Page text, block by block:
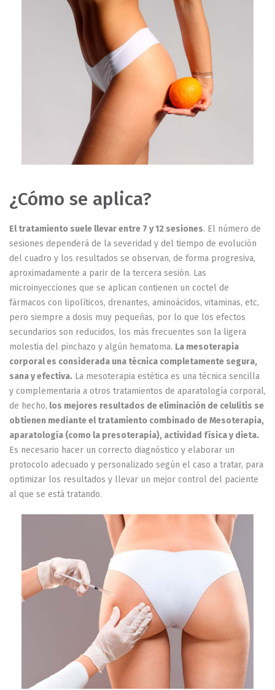
¿Cómo se aplica?
El tratamiento suele llevar entre 7 y 12 sesiones. El número de
sesiones dependerá de la severidad y del tiempo de evolución
del cuadro y los resultados se observan, de forma progresiva,
aproximadamente a parir de la tercera sesión. Las
microinyecciones que se aplican contienen un coctel de
fármacos con lipolíticos, drenantes, aminoácidos, vitaminas, etc,
pero siempre a dosis muy pequeñas, por lo que los efectos
secundarios son reducidos, los más frecuentes son la ligera
molestia del pinchazo y algún hematoma. La mesoterapia
corporal es considerada una técnica completamente segura,
sana y efectiva. La mesoterapia estética es una técnica sencilla
y complementaria a otros tratamientos de aparatología corporal,
de hecho, los mejores resultados de eliminación de celulitis se
obtienen mediante el tratamiento combinado de Mesoterapia,
aparatología (como la presoterapia), actividad física y dieta.
Es necesario hacer un correcto diagnóstico y elaborar un
protocolo adecuado y personalizado según el caso a tratar, para
optimizar los resultados y llevar un mejor control del paciente
al que se está tratando.